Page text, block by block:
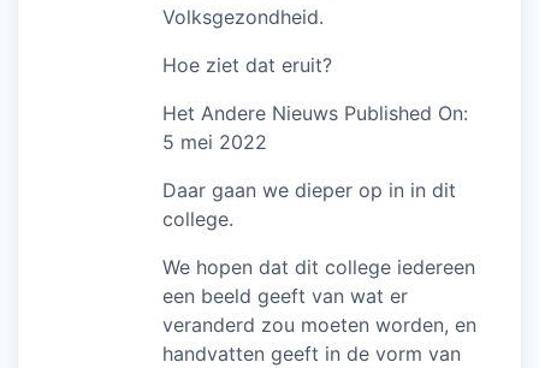
Volksgezondheid.
Hoe ziet dat eruit?
Het Andere Nieuws Published On:
5 mei 2022
Daar gaan we dieper op in in dit
college.
We hopen dat dit college iedereen
een beeld geeft van wat er
veranderd zou moeten worden, en
handvatten geeft in de vorm van